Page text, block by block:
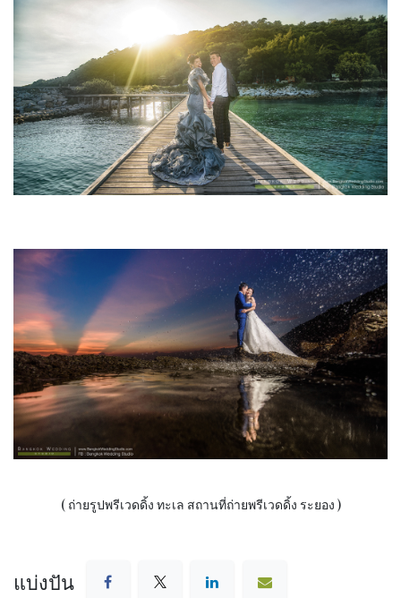
( ถ่ายรูปพรีเวดดิ้ง ทะเล สถานที่ถ่ายพรีเวดดิ้ง ระยอง )
แบ่งปัน